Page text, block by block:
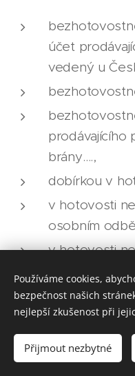
účet
vedený u
prodávajícího
brány….,
dobírkou v
v hotovosti
osobním
v hotovosti
2. Společně s kupní
uhradit
a dodáním zboží a
Není-li dále
Používáme cookies,
bezpečnost našich
nejlepší zkušenost při
Přijmout nezbytné